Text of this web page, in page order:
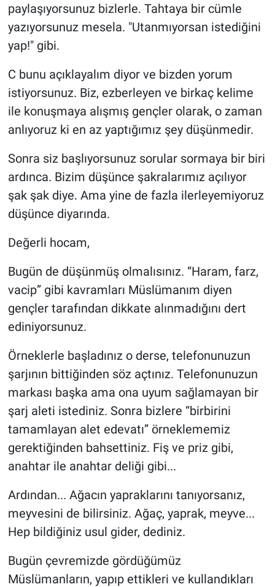
paylaşıyorsunuz bizlerle. Tahtaya bir cümle
yazıyorsunuz mesela. "Utanmıyorsan istediğini
yap!" gibi.
C bunu açıklayalım diyor ve bizden yorum
istiyorsunuz. Biz, ezberleyen ve birkaç kelime
ile konuşmaya alışmış gençler olarak, o zaman
anlıyoruz ki en az yaptığımız şey düşünmedir.
Sonra siz başlıyorsunuz sorular sormaya bir biri
ardınca. Bizim düşünce şakralarımız açılıyor
şak şak diye. Ama yine de fazla ilerleyemiyoruz
düşünce diyarında.
Değerli hocam,
Bugün de düşünmüş olmalısınız. “Haram, farz,
vacip” gibi kavramları Müslümanım diyen
gençler tarafından dikkate alınmadığını dert
ediniyorsunuz.
Örneklerle başladınız o derse, telefonunuzun
şarjının bittiğinden söz açtınız. Telefonunuzun
markası başka ama ona uyum sağlamayan bir
şarj aleti istediniz. Sonra bizlere “birbirini
tamamlayan alet edevatı” örneklememiz
gerektiğinden bahsettiniz. Fiş ve priz gibi,
anahtar ile anahtar deliği gibi...
Ardından... Ağacın yapraklarını tanıyorsanız,
meyvesini de bilirsiniz. Ağaç, yaprak, meyve...
Hep bildiğiniz usul gider, dediniz.
Bugün çevremizde gördüğümüz
Müslümanların, yapıp ettikleri ve kullandıkları